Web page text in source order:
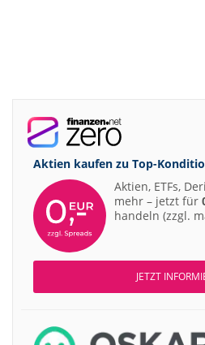
Aktien kaufen zu Top-
Aktien, ETFs,
mehr – jetzt für
handeln (zzgl.
JETZT